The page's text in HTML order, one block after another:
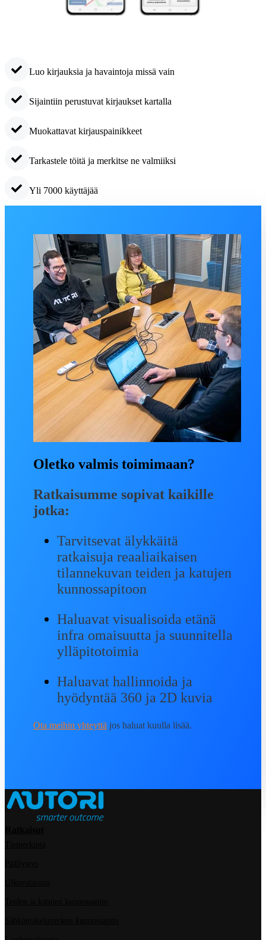
Luo kirjauksia ja havaintoja missä vain
Sijaintiin perustuvat kirjaukset kartalla
Muokattavat kirjauspainikkeet
Tarkastele töitä ja merkitse ne valmiiksi
Yli 7000 käyttäjää
Oletko valmis toimimaan?
Ratkaisumme sopivat kaikille
jotka:
Tarvitsevat älykkäitä
ratkaisuja reaaliaikaisen
tilannekuvan teiden ja katujen
kunnossapitoon
Haluavat visualisoida etänä
infra omaisuutta ja suunnitella
ylläpitotoimia
Haluavat hallinnoida ja
hyödyntää 360 ja 2D kuvia
Ota meihin yhteyttä jos haluat kuulla lisää.